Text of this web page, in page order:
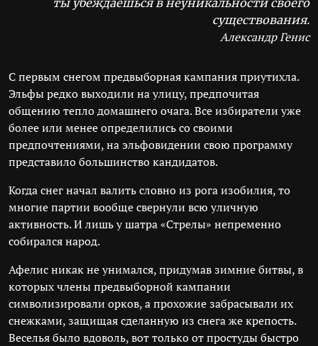
ты убеждаешься в неуникальности своего
существования.
Александр Генис
С первым снегом предвыборная кампания приутихла.
Эльфы редко выходили на улицу, предпочитая
общению тепло домашнего очага. Все избиратели уже
более или менее определились со своими
предпочтениями, на эльфовидении свою программу
представило большинство кандидатов.
Когда снег начал валить словно из рога изобилия, то
многие партии вообще свернули всю уличную
активность. И лишь у шатра «Стрелы» непременно
собирался народ.
Афелис никак не унимался, придумав зимние битвы, в
которых члены предвыборной кампании
символизировали орков, а прохожие забрасывали их
снежками, защищая сделанную из снега же крепость.
Веселья было вдоволь, вот только от простуды быстро